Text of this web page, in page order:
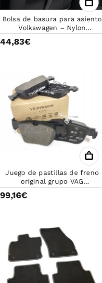
Bolsa de basura para asiento
Volkswagen – Nylon
reutilizable original VW
44,83€
Juego de pastillas de freno
original grupo VAG
5WA698451G
99,16€